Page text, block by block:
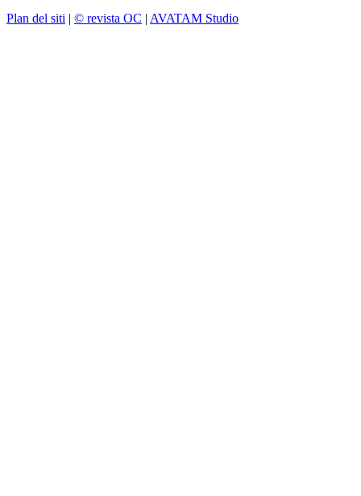
Plan del siti | © revista OC | AVATAM Studio